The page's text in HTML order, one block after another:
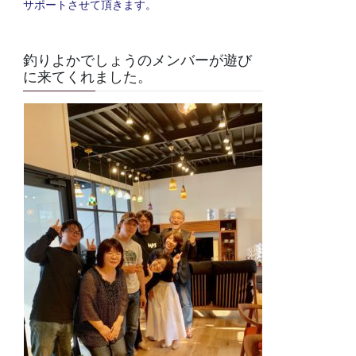
釣りよかでしょうのメンバーが遊び
に来てくれました。